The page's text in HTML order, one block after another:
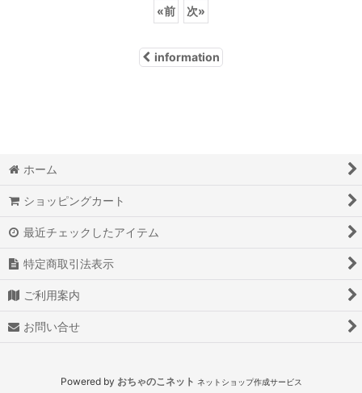
«前 次»
information
ホーム
ショッピングカート
最近チェックしたアイテム
特定商取引法表示
ご利用案内
お問い合せ
Powered by おちゃのこネット ネットショップ作成サービス